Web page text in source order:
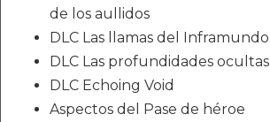
de los aullidos
DLC Las llamas del Inframundo
DLC Las profundidades ocultas
DLC Echoing Void
Aspectos del Pase de héroe